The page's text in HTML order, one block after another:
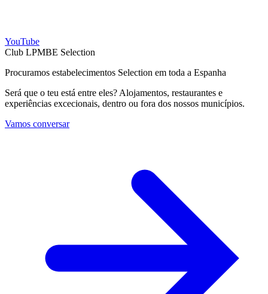
YouTube
Club LPMBE Selection
Procuramos estabelecimentos Selection em toda a Espanha
Será que o teu está entre eles? Alojamentos, restaurantes e
experiências excecionais, dentro ou fora dos nossos municípios.
Vamos conversar